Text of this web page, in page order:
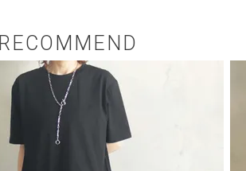
RECOMMEND